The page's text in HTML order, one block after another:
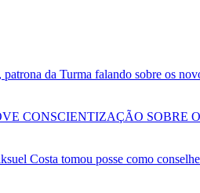
da Turma falando sobre os
CONSCIENTIZAÇÃO SOBRE
Costa tomou posse como